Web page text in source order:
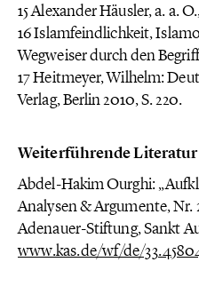
15 Alexander Häusler, a. a. O.,
16 Islamfeindlichkeit,
Wegweiser durch den
17 Heitmeyer, Wilhelm:
Verlag, Berlin 2010, S. 220.
Weiterführende Literatur
Abdel-Hakim Ourghi:
Analysen & Argumente, Nr.
Adenauer-Stiftung, Sankt
www.kas.de/wf/de/